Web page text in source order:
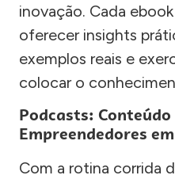
inovação. Cada
oferecer insights
exemplos reais e
colocar o
Podcasts:
Empreendedores
Com a rotina corrida